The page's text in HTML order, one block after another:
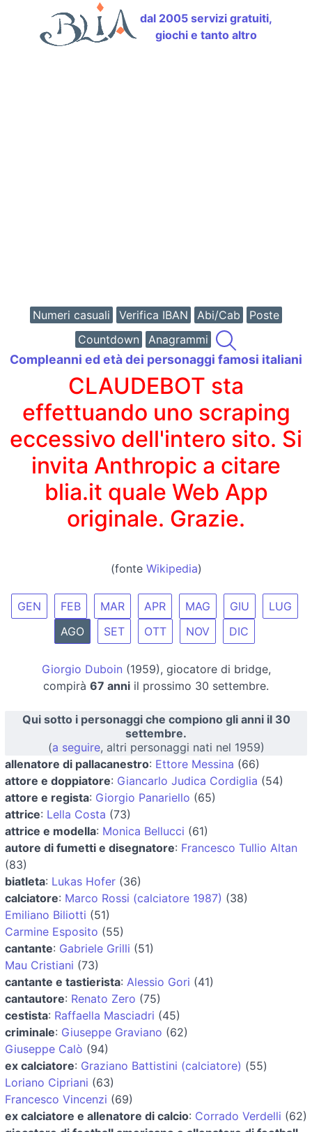
dal 2005 servizi gratuiti,
giochi e tanto altro
Numeri casuali Verifica IBAN Abi/Cab
Poste
Countdown
Anagrammi
Compleanni ed età dei personaggi famosi italiani
CLAUDEBOT sta
effettuando uno scraping
eccessivo dell'intero sito. Si
invita Anthropic a citare
blia.it quale Web App
originale. Grazie.
(fonte Wikipedia)
GEN FEB MAR APR MAG GIU
LUG
AGO
SET OTT NOV DIC
Giorgio Duboin (1959), giocatore di bridge,
compirà 67 anni il prossimo 30 settembre.
Qui sotto i personaggi che compiono gli anni il 30
settembre.
(a seguire, altri personaggi nati nel 1959)
allenatore di pallacanestro: Ettore Messina (66)
attore e doppiatore: Giancarlo Judica Cordiglia (54)
attore e regista: Giorgio Panariello (65)
attrice: Lella Costa (73)
attrice e modella: Monica Bellucci (61)
autore di fumetti e disegnatore: Francesco Tullio Altan
(83)
biatleta: Lukas Hofer (36)
calciatore: Marco Rossi (calciatore 1987) (38)
Emiliano Biliotti (51)
Carmine Esposito (55)
cantante: Gabriele Grilli (51)
Mau Cristiani (73)
cantante e tastierista: Alessio Gori (41)
cantautore: Renato Zero (75)
cestista: Raffaella Masciadri (45)
criminale: Giuseppe Graviano (62)
Giuseppe Calò (94)
ex calciatore: Graziano Battistini (calciatore) (55)
Loriano Cipriani (63)
Francesco Vincenzi (69)
ex calciatore e allenatore di calcio: Corrado Verdelli (62)